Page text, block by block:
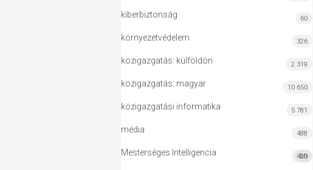
kiberbiztonság 60
környezetvédelem 326
közigazgatás: külföldön 2 319
közigazgatás: magyar 10 650
közigazgatási informatika 5 781
média 488
Mesterséges Intelligencia MI
420